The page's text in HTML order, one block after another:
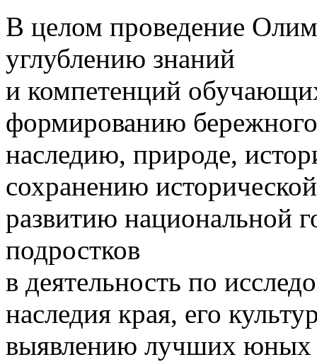
В целом проведение
углублению знаний
и компетенций
формированию
наследию, природе,
сохранению
развитию национальной
подростков
в деятельность по
наследия края, его
выявлению лучших юных